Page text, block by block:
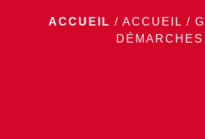
ACCUEIL / ACCUEIL /
DÉMARCHES